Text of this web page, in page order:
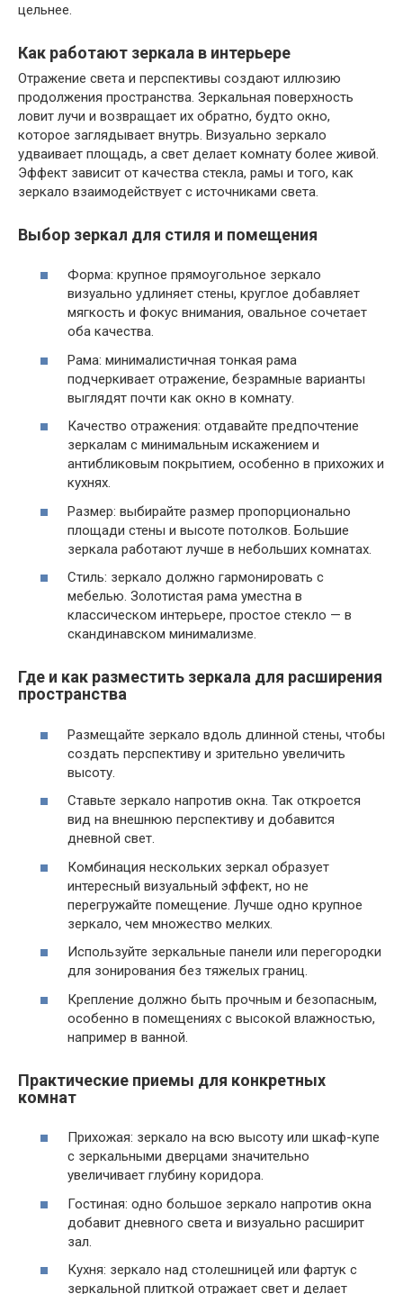
цельнее.
Как работают зеркала в интерьере
Отражение света и перспективы создают иллюзию
продолжения пространства. Зеркальная поверхность
ловит лучи и возвращает их обратно, будто окно,
которое заглядывает внутрь. Визуально зеркало
удваивает площадь, а свет делает комнату более живой.
Эффект зависит от качества стекла, рамы и того, как
зеркало взаимодействует с источниками света.
Выбор зеркал для стиля и помещения
Форма: крупное прямоугольное зеркало
визуально удлиняет стены, круглое добавляет
мягкость и фокус внимания, овальное сочетает
оба качества.
Рама: минималистичная тонкая рама
подчеркивает отражение, безрамные варианты
выглядят почти как окно в комнату.
Качество отражения: отдавайте предпочтение
зеркалам с минимальным искажением и
антибликовым покрытием, особенно в прихожих и
кухнях.
Размер: выбирайте размер пропорционально
площади стены и высоте потолков. Большие
зеркала работают лучше в небольших комнатах.
Стиль: зеркало должно гармонировать с
мебелью. Золотистая рама уместна в
классическом интерьере, простое стекло — в
скандинавском минимализме.
Где и как разместить зеркала для расширения
пространства
Размещайте зеркало вдоль длинной стены, чтобы
создать перспективу и зрительно увеличить
высоту.
Ставьте зеркало напротив окна. Так откроется
вид на внешнюю перспективу и добавится
дневной свет.
Комбинация нескольких зеркал образует
интересный визуальный эффект, но не
перегружайте помещение. Лучше одно крупное
зеркало, чем множество мелких.
Используйте зеркальные панели или перегородки
для зонирования без тяжелых границ.
Крепление должно быть прочным и безопасным,
особенно в помещениях с высокой влажностью,
например в ванной.
Практические приемы для конкретных
комнат
Прихожая: зеркало на всю высоту или шкаф-купе
с зеркальными дверцами значительно
увеличивает глубину коридора.
Гостиная: одно большое зеркало напротив окна
добавит дневного света и визуально расширит
зал.
Кухня: зеркало над столешницей или фартук с
зеркальной плиткой отражает свет и делает